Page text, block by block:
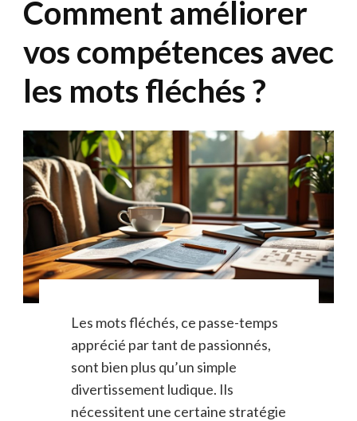
Comment améliorer
vos compétences avec
les mots fléchés ?
Les mots fléchés, ce passe-temps
apprécié par tant de passionnés,
sont bien plus qu’un simple
divertissement ludique. Ils
nécessitent une certaine stratégie